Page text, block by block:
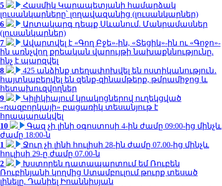
5
Հասմիկ Կարապետյանի համարձակ
լուսանկարները՝ լողավազանից (լուսանկարներ)
6
Արտակարգ դեպք Սևանում. Մանրամասներ
(լուսանկարներ)
7
Ավարտվել է «Գող Բջե»-ին, «Տեցիկ»-ին ու «Գոջո»-
ին առնչվող քրեական վարույթի նախաքննությունը.
ինչ է պարզվել
8
425 անձինք տեղափոխվել են ոստիկանություն․
հայտնաբերվել են զենք-զինամթերք, թմրամիջոց և
հետախուզվողներ
9
Կիլիկիայում կրակոցներով ուղեկցված
«ռազբորկայի» բացառիկ տեսանյութ է
հրապարակվել
10
Գազ չի լինի օգոստոսի 4-ին ժամը 09:00-ից մինչև
ժամը 18:00-ն
1
Ջուր չի լինի հուլիսի 28-ին ժամը 07.00-ից մինչև
հուլիսի 29-ը ժամը 07.00-ն
2
Խստորեն դատապարտում եմ Ռուբեն
Ռուբինյանի կողմից Ստամբուլում թուրք տեսած
լինելը. Դանիել Իոաննիսյան